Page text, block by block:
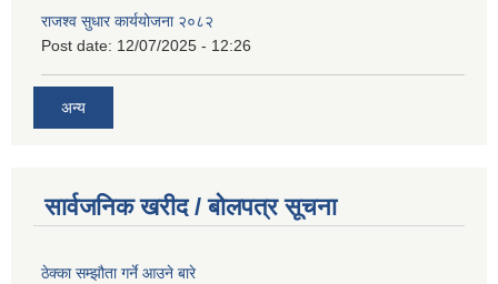
राजश्व सुधार कार्ययोजना २०८२
Post date: 12/07/2025 - 12:26
अन्य
सार्वजनिक खरीद / बोलपत्र सूचना
ठेक्का सम्झौता गर्ने आउने बारे